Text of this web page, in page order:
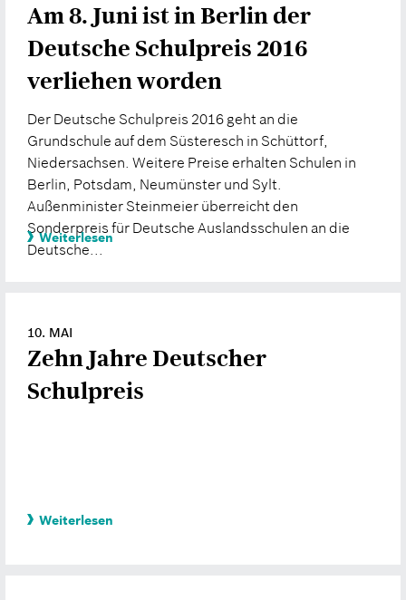
Am 8. Juni ist in Berlin der
Deutsche Schulpreis 2016
verliehen worden
Der Deutsche Schulpreis 2016 geht an die
Grundschule auf dem Süsteresch in Schüttorf,
Niedersachsen. Weitere Preise erhalten Schulen in
Berlin, Potsdam, Neumünster und Sylt.
Außenminister Steinmeier überreicht den
Sonderpreis für Deutsche Auslandsschulen an die
Deutsche...
Weiterlesen
10. MAI
Zehn Jahre Deutscher
Schulpreis
Weiterlesen